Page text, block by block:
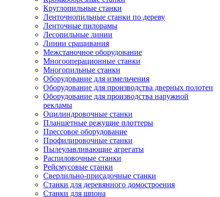
Круглопильные станки
Ленточнопильные станки по дереву
Ленточные пилорамы
Лесопильные линии
Линии сращивания
Межстаночное оборудование
Многооперационные станки
Многопильные станки
Оборудование для измельчения
Оборудование для производства дверных полотен
Оборудование для производства наружной
рекламы
Оцилиндровочные станки
Планшетные режущие плоттеры
Прессовое оборудование
Профилировочные станки
Пылеулавливающие агрегаты
Распиловочные станки
Рейсмусовые станки
Сверлильно-присадочные станки
Станки для деревянного домостроения
Станки для шпона